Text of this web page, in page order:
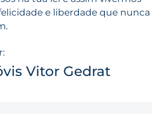
e liberdade que nunca
Vitor Gedrat